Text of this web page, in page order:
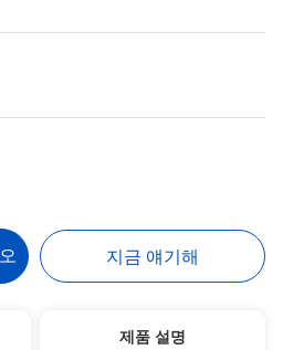
지금 얘기해
제품 설명